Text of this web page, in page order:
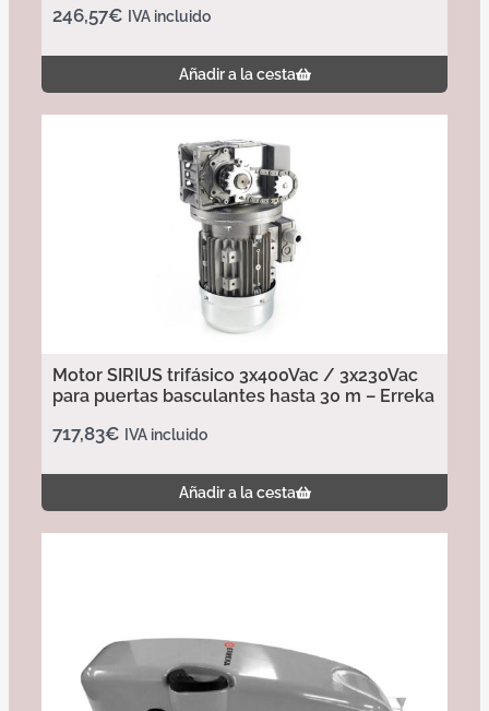
246,57€ IVA incluido
Añadir a la cesta
Motor SIRIUS trifásico 3x400Vac / 3x230Vac
para puertas basculantes hasta 30 m – Erreka
717,83€ IVA incluido
Añadir a la cesta